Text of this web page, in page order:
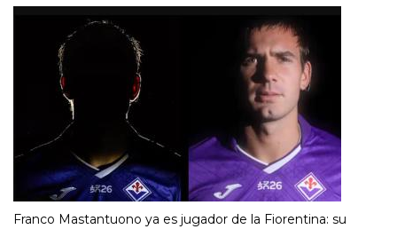
Franco Mastantuono ya es jugador de la Fiorentina: su